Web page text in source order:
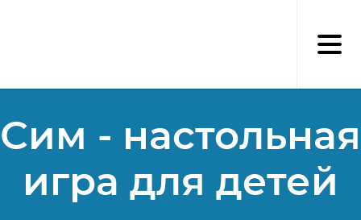
Сим - настольная
игра для детей